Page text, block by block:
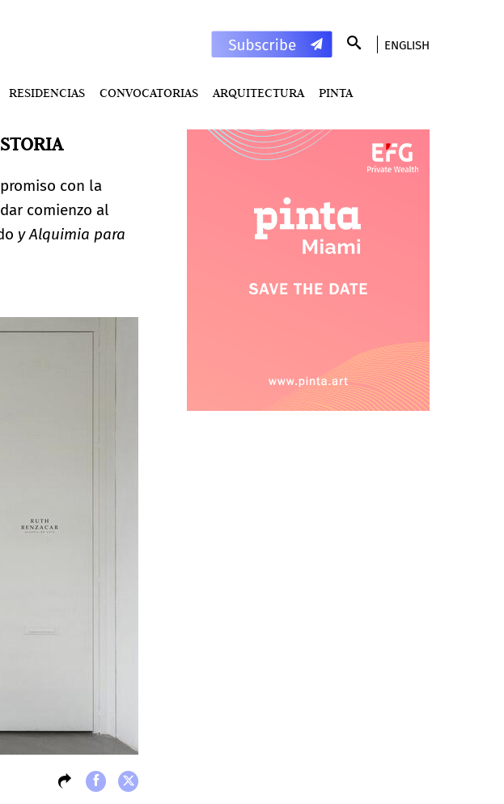
ENGLISH
RESIDENCIAS CONVOCATORIAS ARQUITECTURA PINTA
con la
comienzo al
yAlquimia para